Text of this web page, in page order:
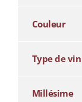
Couleur
Type de vin
Millésime